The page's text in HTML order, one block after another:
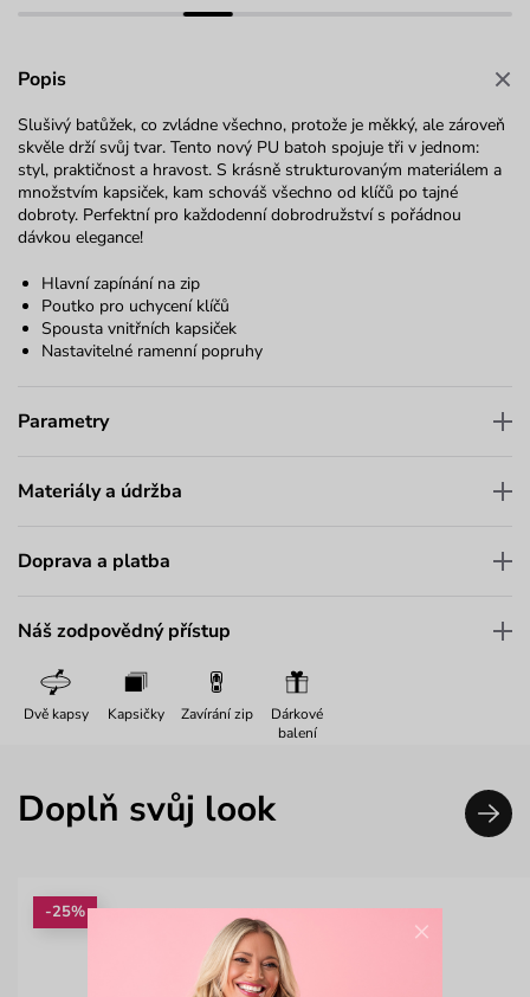
Popis
Slušivý batůžek, co zvládne všechno, protože je měkký, ale zároveň
skvěle drží svůj tvar. Tento nový PU batoh spojuje tři v jednom:
styl, praktičnost a hravost. S krásně strukturovaným materiálem a
množstvím kapsiček, kam schováš všechno od klíčů po tajné
dobroty. Perfektní pro každodenní dobrodružství s pořádnou
dávkou elegance!
Hlavní zapínání na zip
Poutko pro uchycení klíčů
Spousta vnitřních kapsiček
Nastavitelné ramenní popruhy
Parametry
Materiály a údržba
Doprava a platba
Náš zodpovědný přístup
Dvě kapsy Kapsičky Zavírání zip
Dárkové
balení
Doplň svůj look
-25% ×